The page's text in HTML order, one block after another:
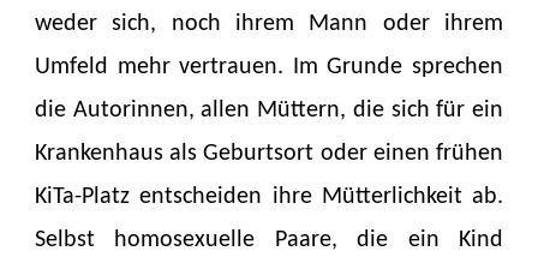
weder sich, noch ihrem Mann oder ihrem
Umfeld mehr vertrauen. Im Grunde sprechen
die Autorinnen, allen Müttern, die sich für ein
Krankenhaus als Geburtsort oder einen frühen
KiTa-Platz entscheiden ihre Mütterlichkeit ab.
Selbst homosexuelle Paare, die ein Kind